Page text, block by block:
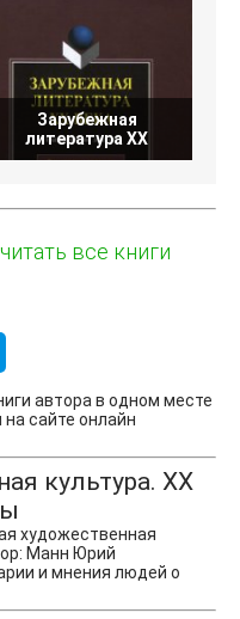
Зарубежная
литература XX
все книги
автора в одном месте
сайте онлайн
культура. XX
художественная
Манн Юрий
и мнения людей о